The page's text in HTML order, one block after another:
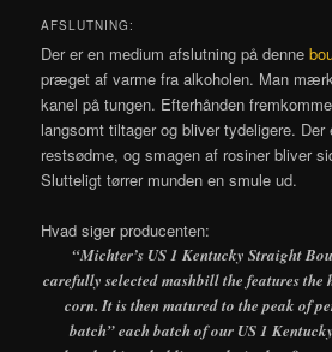
AFSLUTNING:
Der er en medium afslutning på denne
præget af varme fra alkoholen. Man
kanel på tungen. Efterhånden
langsomt tiltager og bliver tydeligere. Der
restsødme, og smagen af rosiner bliver
Slutteligt tørrer munden en smule ud.
Hvad siger producenten:
“Michter’s US 1 Kentucky Straight
carefully selected mashbill the features
corn. It is then matured to the peak of
batch” each batch of our US 1